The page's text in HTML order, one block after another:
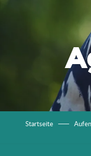
Startseite